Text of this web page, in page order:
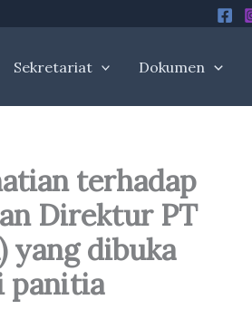
Sekretariat Dokumen
terhadap
Direktur PT
yang dibuka
panitia